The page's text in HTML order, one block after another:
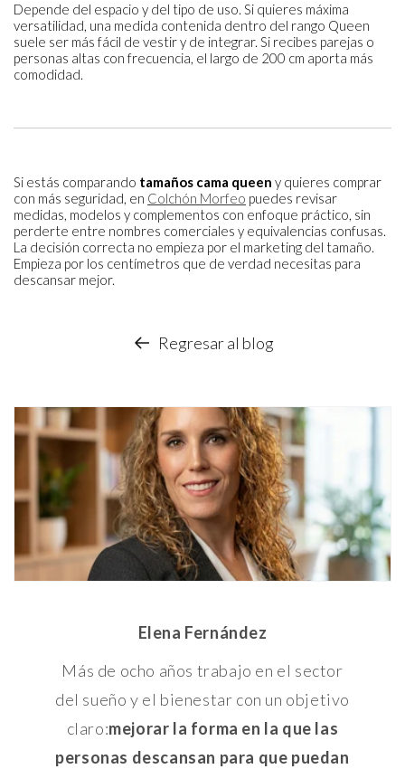
Depende del espacio y del tipo de uso. Si quieres máxima
versatilidad, una medida contenida dentro del rango Queen
suele ser más fácil de vestir y de integrar. Si recibes parejas o
personas altas con frecuencia, el largo de 200 cm aporta más
comodidad.
Si estás comparando tamaños cama queen y quieres comprar
con más seguridad, en Colchón Morfeo puedes revisar
medidas, modelos y complementos con enfoque práctico, sin
perderte entre nombres comerciales y equivalencias confusas.
La decisión correcta no empieza por el marketing del tamaño.
Empieza por los centímetros que de verdad necesitas para
descansar mejor.
Regresar al blog
Elena Fernández
Más de ocho años trabajo en el sector
del sueño y el bienestar con un objetivo
claro:mejorar la forma en la que las
personas descansan para que puedan